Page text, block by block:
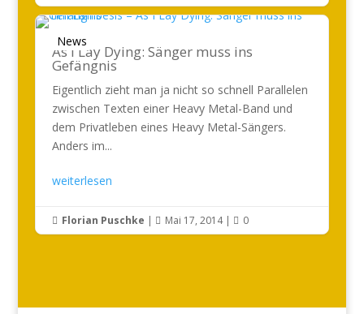
News
As I Lay Dying: Sänger muss ins
Gefängnis
Eigentlich zieht man ja nicht so schnell Parallelen
zwischen Texten einer Heavy Metal-Band und
dem Privatleben eines Heavy Metal-Sängers.
Anders im...
weiterlesen
 Florian Puschke |  Mai 17, 2014|  0